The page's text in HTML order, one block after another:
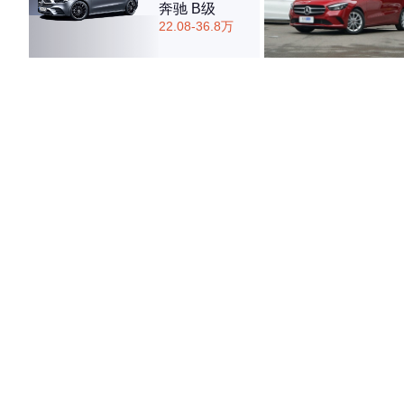
奔驰 B级
22.08-36.8万